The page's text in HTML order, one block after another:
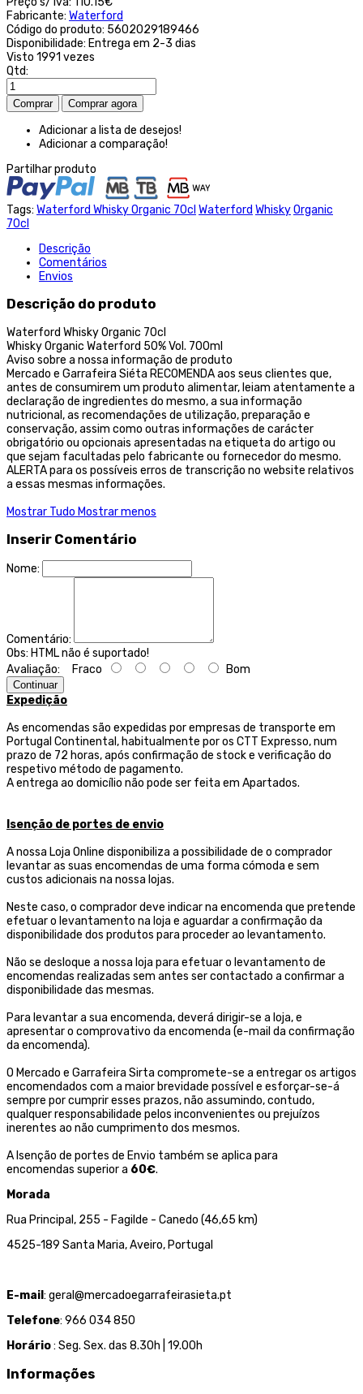
Fabricante: Waterford
Código do produto: 5602029189466
Disponibilidade: Entrega em 2-3 dias
Visto 1991 vezes
Qtd:
Adicionar a lista de desejos!
Adicionar a comparação!
Partilhar produto
Tags: Waterford Whisky Organic 70cl Waterford WhiskyOrganic
70cl
Descrição
Comentários
Envios
Descrição do produto
Waterford Whisky Organic 70cl
Whisky Organic Waterford 50% Vol. 700ml
Aviso sobre a nossa informação de produto
Mercado e Garrafeira Siéta RECOMENDA aos seus clientes que,
antes de consumirem um produto alimentar, leiam atentamente a
declaração de ingredientes do mesmo, a sua informação
nutricional, as recomendações de utilização, preparação e
conservação, assim como outras informações de carácter
obrigatório ou opcionais apresentadas na etiqueta do artigo ou
que sejam facultadas pelo fabricante ou fornecedor do mesmo.
ALERTA para os possíveis erros de transcrição no website relativos
a essas mesmas informações.
Mostrar Tudo Mostrar menos
Inserir Comentário
Nome:
Comentário:
Obs: HTML não é suportado!
Avaliação: Fraco Bom
Continuar
Expedição
As encomendas são expedidas por empresas de transporte em
Portugal Continental, habitualmente por os CTT Expresso,num
prazo de 72 horas, após confirmação de stock e verificação do
respetivo método de pagamento.
A entrega ao domicílio não pode ser feita em Apartados.
Isenção de portes de envio
A nossa Loja Online disponibiliza a possibilidade de o comprador
levantar as suas encomendas de uma forma cómoda e sem
custos adicionais na nossa lojas.
Neste caso, o comprador deve indicar na encomenda que pretende
efetuar o levantamento na loja e aguardar a confirmação da
disponibilidade dos produtos para proceder ao levantamento.
Não se desloque a nossa loja para efetuar o levantamento de
encomendas realizadas sem antes ser contactado a confirmar a
disponibilidade das mesmas.
Para levantar a sua encomenda, deverá dirigir-se a loja, e
apresentar o comprovativo da encomenda (e-mail da confirmação
da encomenda).
O Mercado e Garrafeira Sirta compromete-se a entregar os artigos
encomendados com a maior brevidade possível e esforçar-se-á
sempre por cumprir esses prazos, não assumindo, contudo,
qualquer responsabilidade pelos inconvenientes ou prejuízos
inerentes ao não cumprimento dos mesmos.
A Isenção de portes de Envio também se aplica para
encomendas superior a 60€.
Morada
Rua Principal, 255 - Fagilde - Canedo (46,65 km)
4525-189 Santa Maria, Aveiro, Portugal
E-mail: geral@mercadoegarrafeirasieta.pt
Telefone: 966 034 850
Horário: Seg. Sex. das 8.30h | 19.00h
Informações